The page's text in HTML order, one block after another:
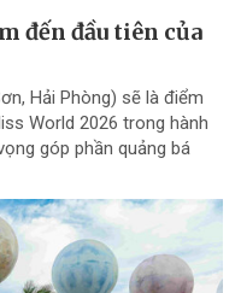
đến đầu tiên của
Hải Phòng) sẽ là điểm
World 2026 trong hành
góp phần quảng bá